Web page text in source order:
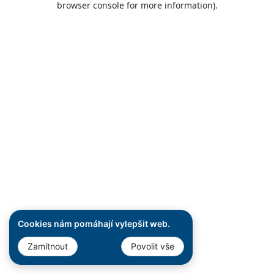
Cookies nám pomáhají vylepšit web.
Zamítnout Povolit vše
browser console for more information).